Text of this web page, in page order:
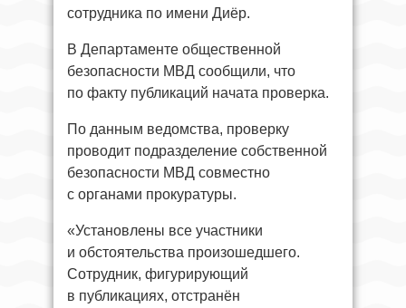
сотрудника по имени Диёр.
В Департаменте общественной
безопасности МВД сообщили, что
по факту публикаций начата проверка.
По данным ведомства, проверку
проводит подразделение собственной
безопасности МВД совместно
с органами прокуратуры.
«Установлены все участники
и обстоятельства произошедшего.
Сотрудник, фигурирующий
в публикациях, отстранён